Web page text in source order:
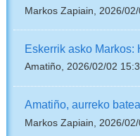
Markos Zapiain, 2026/
Eskerrik asko Markos:
Amatiño, 2026/02/02
Amatiño, aurreko
Markos Zapiain, 2026/